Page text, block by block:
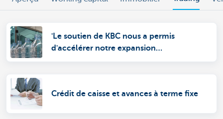
'Le soutien de KBC nous a permis
d'accélérer notre expansion
Crédit de caisse et avances à terme fixe